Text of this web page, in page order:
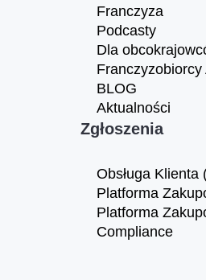
Franczyza
Podcasty
Dla
BLOG
Aktualności
Zgłoszenia
Obsługa Klienta
Platforma
Platforma
Compliance